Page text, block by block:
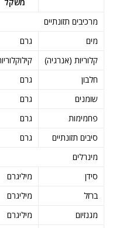
מרכיבים תזונתיים
מים
גרם
קלוריות (אנרגיה)
חלבון
גרם
שומנים
גרם
פחמימות
גרם
סיבים תזונתיים
גרם
מינרלים
סידן
מיליגרם
ברזל
מיליגרם
מגנזיום
מיליגרם